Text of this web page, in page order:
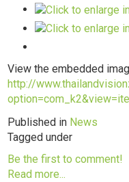
View the embedded
http://
Published in News
Tagged under
Be the first to comment!
Read more...